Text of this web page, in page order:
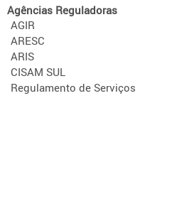
Agências Reguladoras
AGIR
ARESC
ARIS
CISAM SUL
Regulamento de Serviços